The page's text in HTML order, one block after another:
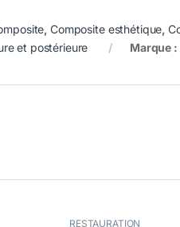
,Composite esthétique,
et postérieure Marque :
RESTAURATION